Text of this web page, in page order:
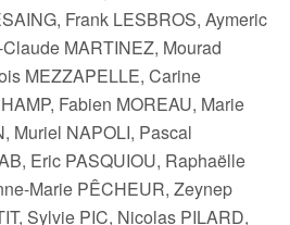
Frank LESBROS, Aymeric
MARTINEZ, Mourad
MEZZAPELLE, Carine
Fabien MOREAU, Marie
Muriel NAPOLI, Pascal
Eric PASQUIOU, Raphaëlle
Marie PÊCHEUR, Zeynep
Sylvie PIC, Nicolas PILARD,